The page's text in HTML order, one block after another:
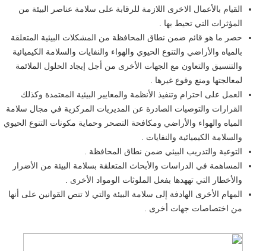
القيام بالأعمال الاخرى اللازمة للرقابة على سلامة عناصر البيئة من
المؤثرات التي تحيط بها .
حصر ما هو قائم ضمن نطاق المحافظة من المشكلات البيئية المتعلقة
بالمياه والأراضي والتنوع الحيوي والهواء والنفايات والسلامة الكيميائية
والتنسيق والتعاون مع الجهات الأخرى من أجل إيجاد الحلول الملائمة
لمعالجتها ومنع وقوع غيرها .
العمل على احترام وتنفيذ الأنظمة والمعايير البيئية المعتمدة وكذلك
القرارات والتوصيات الصادرة عن المديريات المركزية في مجال سلامة
المياه والهواء والأراضي ومكافحة التصحر وحماية مكونات التنوع الحيوي
والسلامة الكيميائية والنفايات .
التوعية والتدريب البيئي ضمن نطاق المحافظة .
المساهمة في الدراسات والأبحاث المتعلقة بسلامة البيئة من الأضرار
والأخطار التي تههدها بفعل الملوثات الومواد الأخرى .
المهام الأخرى الهادفة إلى سلامة البيئة والتي لا تنص القوانين على أنها
من اختصاصات جهات أخرى .